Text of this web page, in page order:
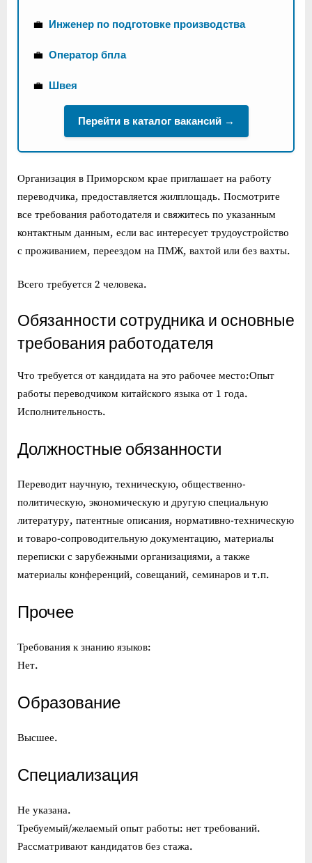
💼 Инженер по подготовке производства
💼 Оператор бпла
💼 Швея
Перейти в каталог вакансий →
Организация в Приморском крае приглашает на работу
переводчика, предоставляется жилплощадь. Посмотрите
все требования работодателя и свяжитесь по указанным
контактным данным, если вас интересует трудоустройство
с проживанием, переездом на ПМЖ, вахтой или без вахты.
Всего требуется 2 человека.
Обязанности сотрудника и основные
требования работодателя
Что требуется от кандидата на это рабочее место:Опыт
работы переводчиком китайского языка от 1 года.
Исполнительность.
Должностные обязанности
Переводит научную, техническую, общественно-
политическую, экономическую и другую специальную
литературу, патентные описания, нормативно-техническую
и товаро-сопроводительную документацию, материалы
переписки с зарубежными организациями, а также
материалы конференций, совещаний, семинаров и т.п.
Прочее
Требования к знанию языков:
Нет.
Образование
Высшее.
Специализация
Не указана.
Требуемый/желаемый опыт работы: нет требований.
Рассматривают кандидатов без стажа.